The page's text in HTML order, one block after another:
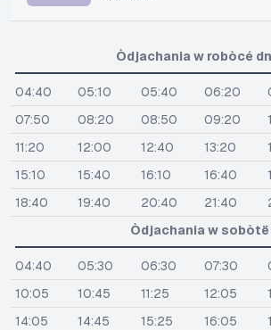
Òdjachania w robòcé
04:40 05:10 05:40 06:20
07:50
08:20 08:50 09:20
11:20
12:00 12:40 13:20
15:10
15:40 16:10 16:40
18:40
19:40 20:40 21:40
Òdjachania w sobòtë
04:40 05:30 06:30 07:30
10:05
10:45 11:25 12:05
14:05
14:45 15:25 16:05